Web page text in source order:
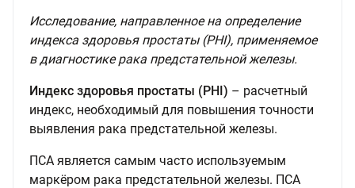
Исследование, направленное на определение
индекса здоровья простаты (PHI), применяемое
в диагностике рака предстательной железы.
Индекс здоровья простаты (PHI) – расчетный
индекс, необходимый для повышения точности
выявления рака предстательной железы.
ПСА является самым часто используемым
маркёром рака предстательной железы. ПСА